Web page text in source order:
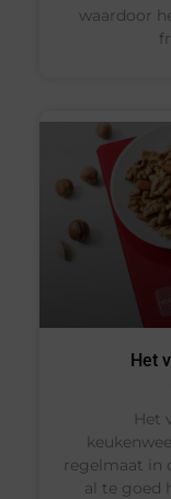
waardoor
Het
Het
regelmaat in
al te goed